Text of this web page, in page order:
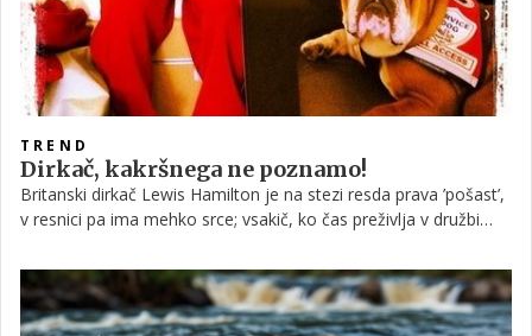
TREND
Dirkač, kakršnega ne poznamo!
Britanski dirkač Lewis Hamilton je na stezi resda prava ’pošast’,
v resnici pa ima mehko srce; vsakič, ko čas preživlja v družbi
malce pobrskamo po njegovih profilih na družbenih omrežjih,
lahko vidimo, da zadnje čase ’non stop’ objavlja njune
fotografije.